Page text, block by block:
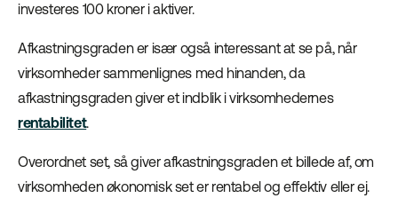
investeres 100 kroner i aktiver.
Afkastningsgraden er især også interessant at se på, når
virksomheder sammenlignes med hinanden, da
afkastningsgraden giver et indblik i virksomhedernes
rentabilitet.
Overordnet set, så giver afkastningsgraden et billede af, om
virksomheden økonomisk set er rentabel og effektiv eller ej.